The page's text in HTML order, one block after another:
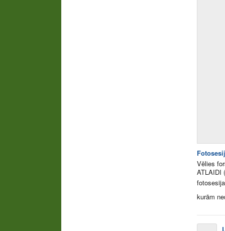
Vēlies
ATLAIDI
kurām